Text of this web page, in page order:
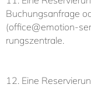
Buchungsanfrage
(office@emotion-
rungs­zen­tra­le.
12. Ei­ne